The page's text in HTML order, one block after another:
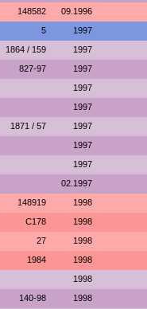
148582 09.1996
5 1997
1864 / 159 1997
827-97 1997
1997
1997
1871 / 57 1997
1997
1997
02.1997
148919 1998
C178 1998
27 1998
1984 1998
1998
140-98 1998